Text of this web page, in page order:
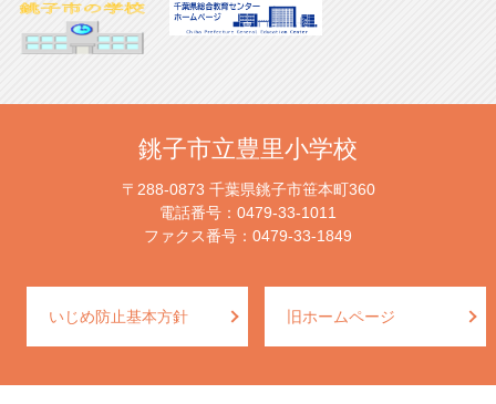
銚子市立豊里小学校
〒288-0873 千葉県銚子市笹本町360
電話番号：0479-33-1011
ファクス番号：0479-33-1849
いじめ防止基本方針 旧ホームページ